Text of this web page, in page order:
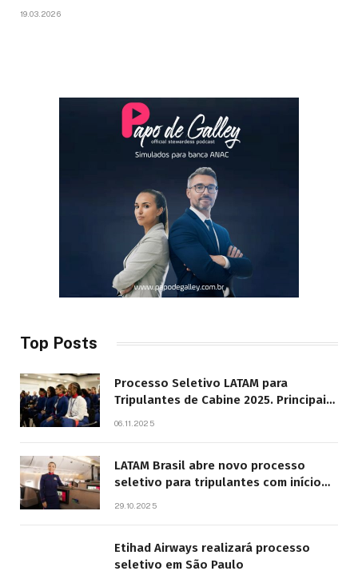
19.03.2026
Top Posts
Processo Seletivo LATAM para
Tripulantes de Cabine 2025. Principais
06.11.2025
LATAM Brasil abre novo processo
seletivo para tripulantes com início
29.10.2025
Etihad Airways realizará processo
seletivo em São Paulo